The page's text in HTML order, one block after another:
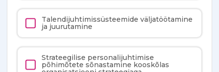
Talendijuhtimissüsteemide väljatöötamine
ja juurutamine
Strateegilise personalijuhtimise
põhimõtete sõnastamine kooskõlas